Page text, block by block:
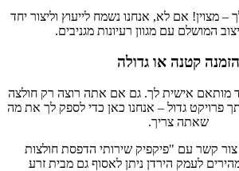
מצוין! אם לא, אנחנו נשמח לייעוץ וליצור יחד
המושלם עם מגוון רעיונות מגניבים.
הזמנה קטנה או גדולה
מותאם אישית לך. גם אם אתה רוצה רק חולצה
פרויקט גדול – אנחנו כאן כדי לספק לך את מה
שאתה צריך.
קשר עם "פיקפיק שירותי הדפסת חולצות
לעמק הירדן ניתן לאסוף גם מבית זרע